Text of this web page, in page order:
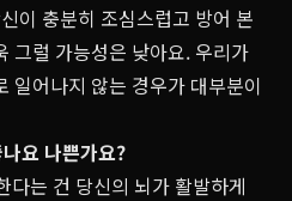
이 충분히 조심스럽고 방어 본
그럴 가능성은 낮아요. 우리가
일어나지 않는 경우가 대부분이
요 나쁜가요?
다는 건 당신의 뇌가 활발하게